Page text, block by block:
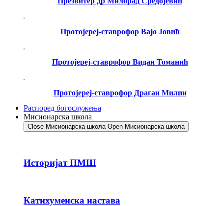
Протојереј-ставрофор Вајо Јовић
Протојереј-ставрофор Видан Томанић
Протојереј-ставрофор Драган Милин
Распоред богослужења
Мисионарска школа
Close Мисионарска школа Open Мисионарска школа
Историјат ПМШ
Катихуменска настава